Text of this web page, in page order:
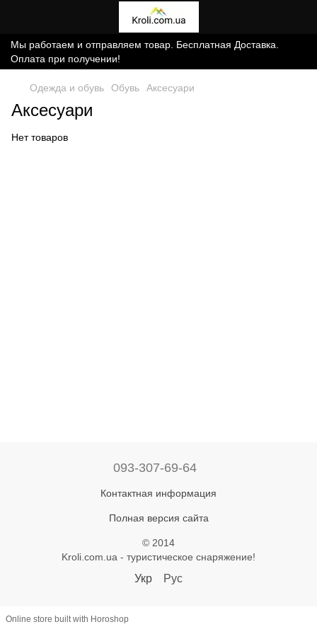
Мы работаем и отправляем товар. Бесплатная Доставка.
Оплата при получении!
Одежда и обувь Обувь Аксесуари
Аксесуари
Нет товаров
093-307-69-64
Контактная информация
Полная версия сайта
© 2014
Kroli.com.ua - туристическое снаряжение!
Укр Рус
Online store built with Horoshop